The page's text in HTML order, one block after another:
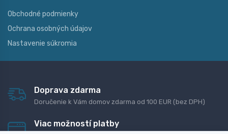
Obchodné podmienky
Ochrana osobných údajov
Nastavenie súkromia
Doprava zdarma
Doručenie k Vám domov zdarma od 100 EUR (bez DPH)
Viac možností platby